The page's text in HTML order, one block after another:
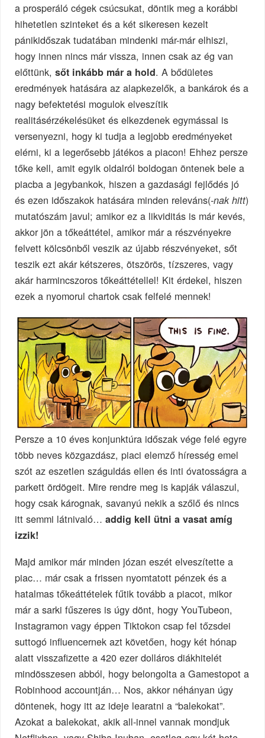
a prosperáló cégek csúcsukat, döntik meg a korábbi
hihetetlen szinteket és a két sikeresen kezelt
pánikidőszak tudatában mindenki már-már elhiszi,
hogy innen nincs már vissza, innen csak az ég van
előttünk,sőt inkább már a hold. A bődületes
eredmények hatására az alapkezelők, a bankárok és a
nagy befektetési mogulok elveszítik
realitásérzékelésüket és elkezdenek egymással is
versenyezni, hogy ki tudja a legjobb eredményeket
elérni, ki a legerősebb játékos a piacon! Ehhez persze
tőke kell, amit egyik oldalról boldogan öntenek bele a
piacba a jegybankok, hiszen a gazdasági fejlődés jó
és ezen időszakok hatására minden releváns(-nak hitt)
mutatószám javul; amikor ez a likviditás is már kevés,
akkor jön a tőkeáttétel, amikor már a részvényekre
felvett kölcsönből veszik az újabb részvényeket, sőt
teszik ezt akár kétszeres, ötszörös, tízszeres, vagy
akár harmincszoros tőkeáttétellel! Kit érdekel, hiszen
ezek a nyomorul chartok csak felfelé mennek!
Persze a 10 éves konjunktúra időszak vége felé egyre
több neves közgazdász, piaci elemző híresség emel
szót az eszetlen száguldás ellen és inti óvatosságra a
parkett ördögeit. Mire rendre meg is kapják válaszul,
hogy csak kárognak, savanyú nekik a szőlő és nincs
itt semmi látnivaló…addig kell ütni a vasat amíg
izzik!
Majd amikor már minden józan eszét elveszítette a
piac… már csak a frissen nyomtatott pénzek és a
hatalmas tőkeáttételek fűtik tovább a piacot, mikor
már a sarki fűszeres is úgy dönt, hogy YouTubeon,
Instagramon vagy éppen Tiktokon csap fel tőzsdei
suttogó influencernek azt követően, hogy két hónap
alatt visszafizette a 420 ezer dolláros diákhitelét
mindösszesen abból, hogy belongolta a Gamestopot a
Robinhood accountján… Nos, akkor néhányan úgy
döntenek, hogy itt az ideje learatni a “balekokat”.
Azokat a balekokat, akik all-innel vannak mondjuk